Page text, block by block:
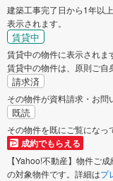
建築工事完了日から1年以
表示されます。
賃貸中
賃貸中の物件に表示されま
賃貸中の物件は、原則ご自
請求済
その物件が資料請求・お問
既読
その物件を既にご覧になっ
成約でもらえる
【Yahoo!不動産】物件ご
の対象物件です。詳細はプ